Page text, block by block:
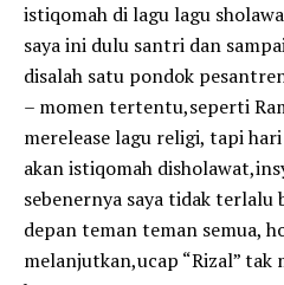
istiqomah di lagu lagu
saya ini dulu santri dan
disalah satu pondok
– momen tertentu,seperti
merelease lagu religi, tapi
akan istiqomah
sebenernya saya tidak terlalu
depan teman teman semua,
melanjutkan,ucap “Rizal” tak